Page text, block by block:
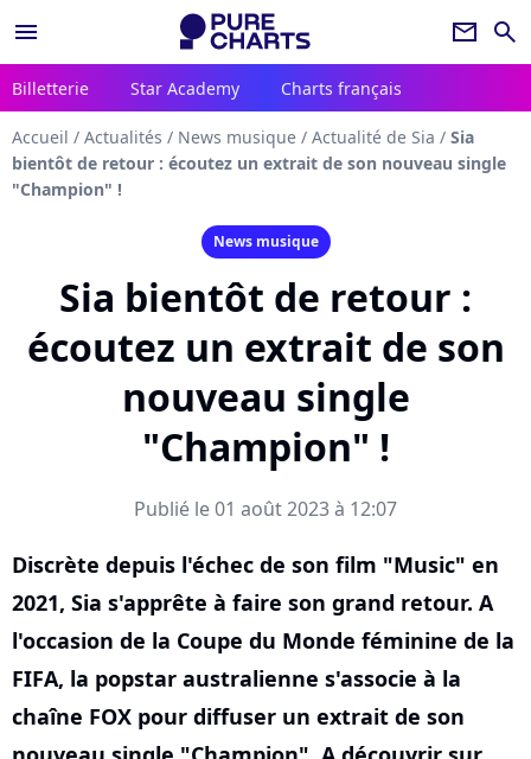
menu newsletter search
Billetterie Star Academy Charts français
Accueil / Actualités / News musique / Actualité de Sia / Sia
bientôt de retour : écoutez un extrait de son nouveau single
"Champion" !
News musique
Sia bientôt de retour :
écoutez un extrait de son
nouveau single
"Champion" !
Publié le 01 août 2023 à 12:07
Discrète depuis l'échec de son film "Music" en
2021, Sia s'apprête à faire son grand retour. A
l'occasion de la Coupe du Monde féminine de la
FIFA, la popstar australienne s'associe à la
chaîne FOX pour diffuser un extrait de son